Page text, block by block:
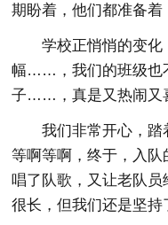
期盼着，他们都准备着
学校正悄悄的变
幅……，我们的班级也
子……，真是又热闹又
我们非常开心，
等啊等啊，终于，入
唱了队歌，又让老队
很长，但我们还是坚持